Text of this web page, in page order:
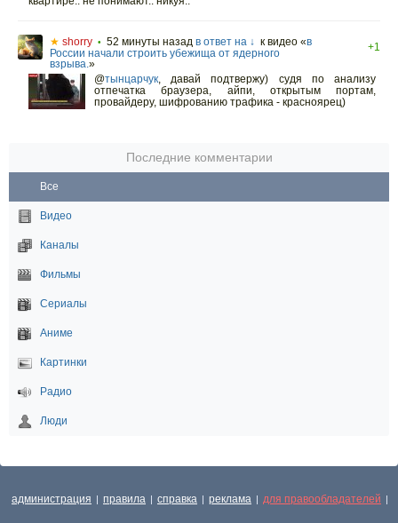
★ shorry • 52 минуты назад в ответ на ↓ к видео «в
России начали строить убежища от ядерного
взрыва.»
+1
@тынцарчук, давай подтвержу) судя по анализу
отпечатка браузера, айпи, открытым портам,
провайдеру, шифрованию трафика - красноярец)
Последние комментарии
Все
Видео
Каналы
Фильмы
Сериалы
Аниме
Картинки
Радио
Люди
администрация | правила | справка | реклама | для правообладателей |